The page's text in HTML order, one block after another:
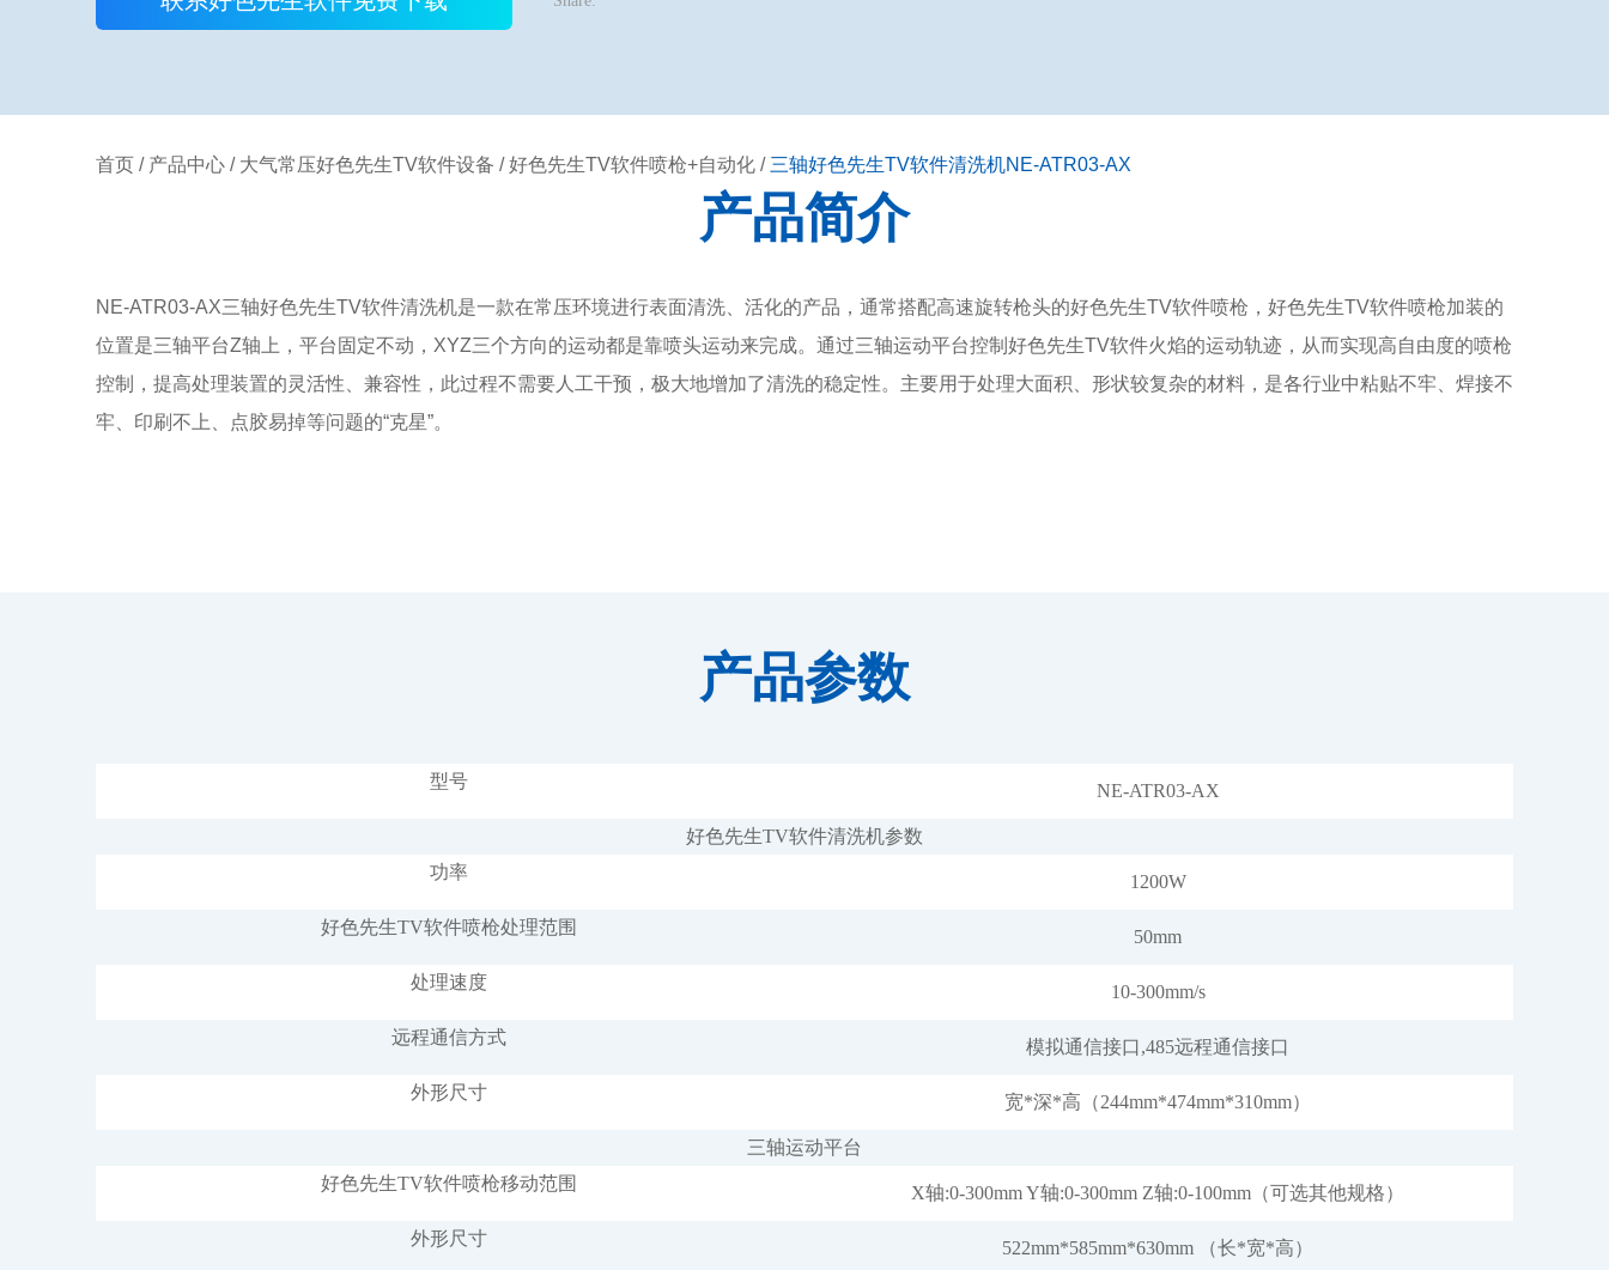
首页 / 产品中心 / 大气常压好色先生TV软件设备 /好色先生TV软件喷枪+自动化 / 三轴好色先生TV软件清洗机NE-ATR03-AX
产品简介
NE-ATR03-AX三轴好色先生TV软件清洗机是一款在常压环境进行表面清洗、活化的产品，通常搭配高速旋转枪头的好色先生TV软件喷枪，好色先生TV软件喷枪加装的
位置是三轴平台Z轴上，平台固定不动，XYZ三个方向的运动都是靠喷头运动来完成。通过三轴运动平台控制好色先生TV软件火焰的运动轨迹，从而实现高自由度的喷枪
控制，提高处理装置的灵活性、兼容性，此过程不需要人工干预，极大地增加了清洗的稳定性。主要用于处理大面积、形状较复杂的材料，是各行业中粘贴不牢、焊接不
牢、印刷不上、点胶易掉等问题的“克星”。
产品参数
型号 NE-ATR03-AX
好色先生TV软件清洗机参数
功率
1200W
好色先生TV软件喷枪处理范围 50mm
处理速度 10-300mm/s
远程通信方式 模拟通信接口,485远程通信接口
外形尺寸 宽*深*高（244mm*474mm*310mm）
三轴运动平台
好色先生TV软件喷枪移动范围
X轴:0-300mm Y轴:0-300mm Z轴:0-100mm（可选其他规格）
外形尺寸 522mm*585mm*630mm （长*宽*高）